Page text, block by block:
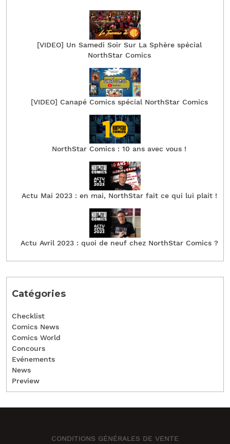
[VIDEO] Un Samedi Soir Sur La Sphère spécial
NorthStar Comics
[VIDEO] Canapé Comics spécial NorthStar Comics
NorthStar Comics : 10 ans avec vous !
Actu Mai 2023 : en mai, NorthStar fait ce qui lui plait !
Actu Avril 2023 : quoi de neuf chez NorthStar Comics ?
Catégories
Checklist
Comics News
Comics World
Concours
Evénements
News
Preview
CONDITIONS GÉNÉRALES DE VENTE